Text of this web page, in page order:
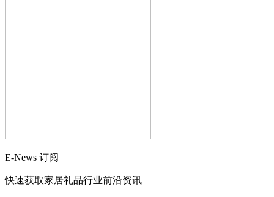
E-News 订阅
快速获取家居礼品行业前沿资讯